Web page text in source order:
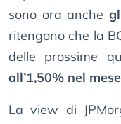
sono ora anche
ritengono che la
delle prossime
all’1,50% nel
La view di